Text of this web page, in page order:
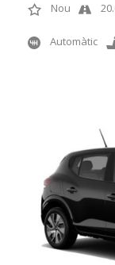
Nou
Automàtic